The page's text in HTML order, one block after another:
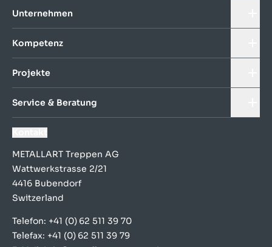
Unternehmen
Kompetenz
Projekte
Service & Beratung
METALLART Treppen AG
Wattwerkstrasse 2/21
4416 Bubendorf
Switzerland
Telefon: +41 (0) 62 511 39 70
Telefax: +41 (0) 62 511 39 79